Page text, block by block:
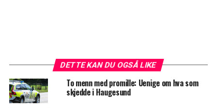
DETTE KAN DU OGSÅ LIKE
To menn med promille: Uenige om hva som
skjedde i Haugesund